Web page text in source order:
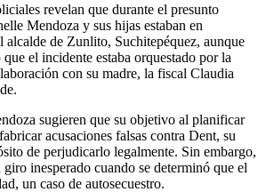
revelan que durante el presunto
Mendoza y sus hijas estaban en
alcalde de Zunlito, Suchitepéquez, aunque
que el incidente estaba orquestado por la
con su madre, la fiscal Claudia
sugieren que su objetivo al planificar
acusaciones falsas contra Dent, su
de perjudicarlo legalmente. Sin embargo,
inesperado cuando se determinó que el
un caso de autosecuestro.